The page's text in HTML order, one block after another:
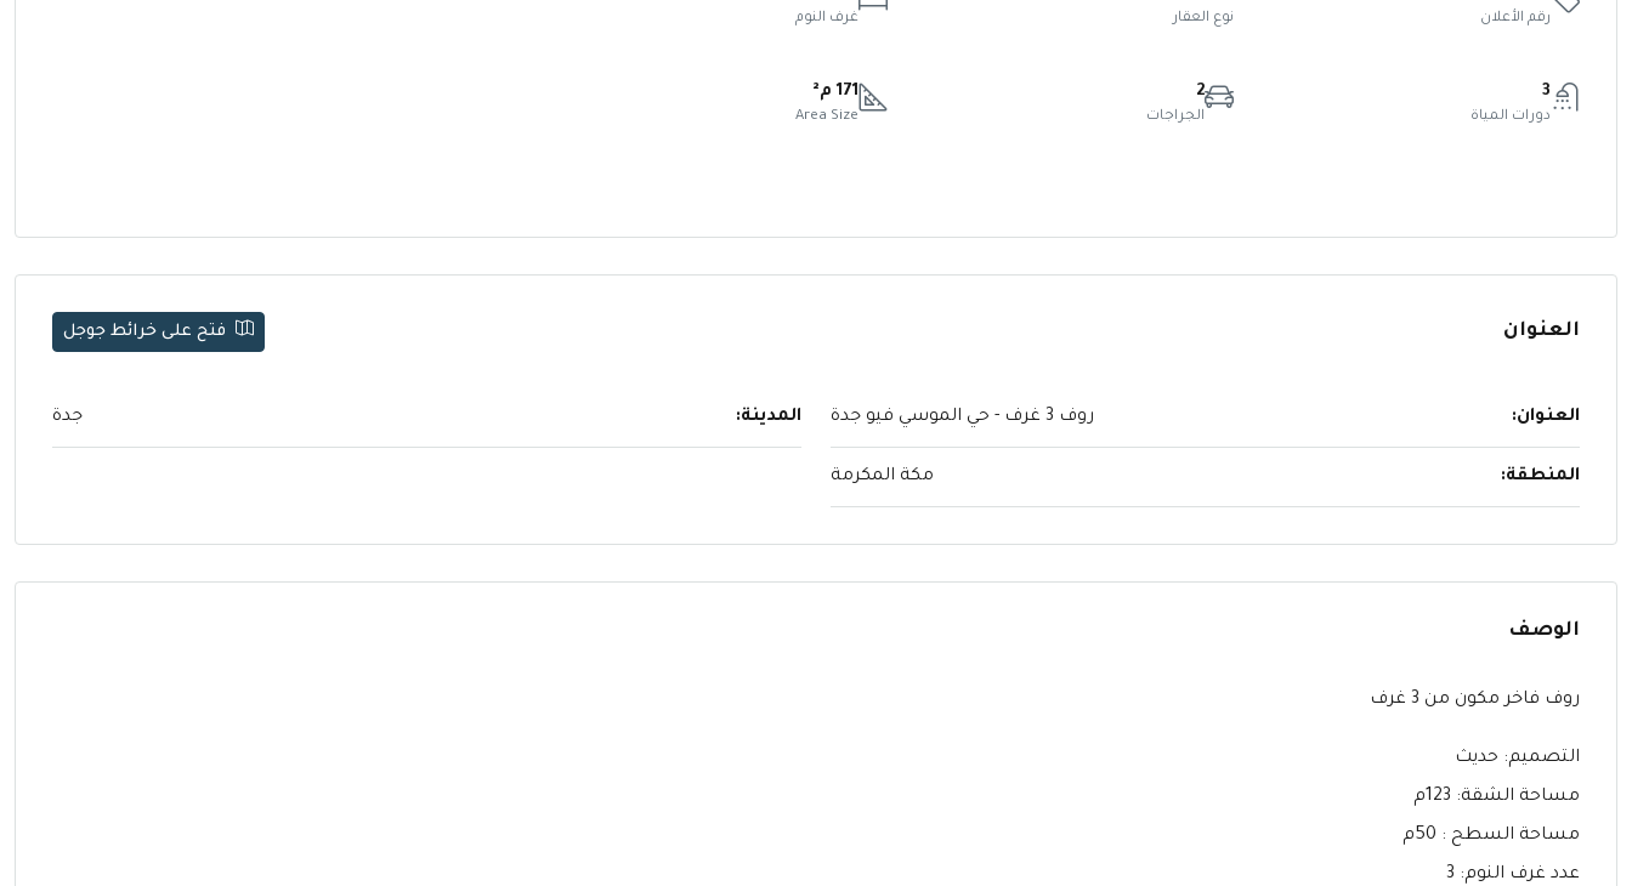
رقم الأعلان نوع العقار غرف النوم
3
دورات المياة
2
الجراجات
171 م²
Area Size
العنوان فتح على خرائط جوجل
العنوان: روف 3 غرف - حي الموسي فيو جدة المدينة: جدة
المنطقة: مكة المكرمة
الوصف
روف فاخر مكون من 3 غرف
التصميم: حديث
مساحة الشقة: 123م
مساحة السطح : 50م
عدد غرف النوم: 3